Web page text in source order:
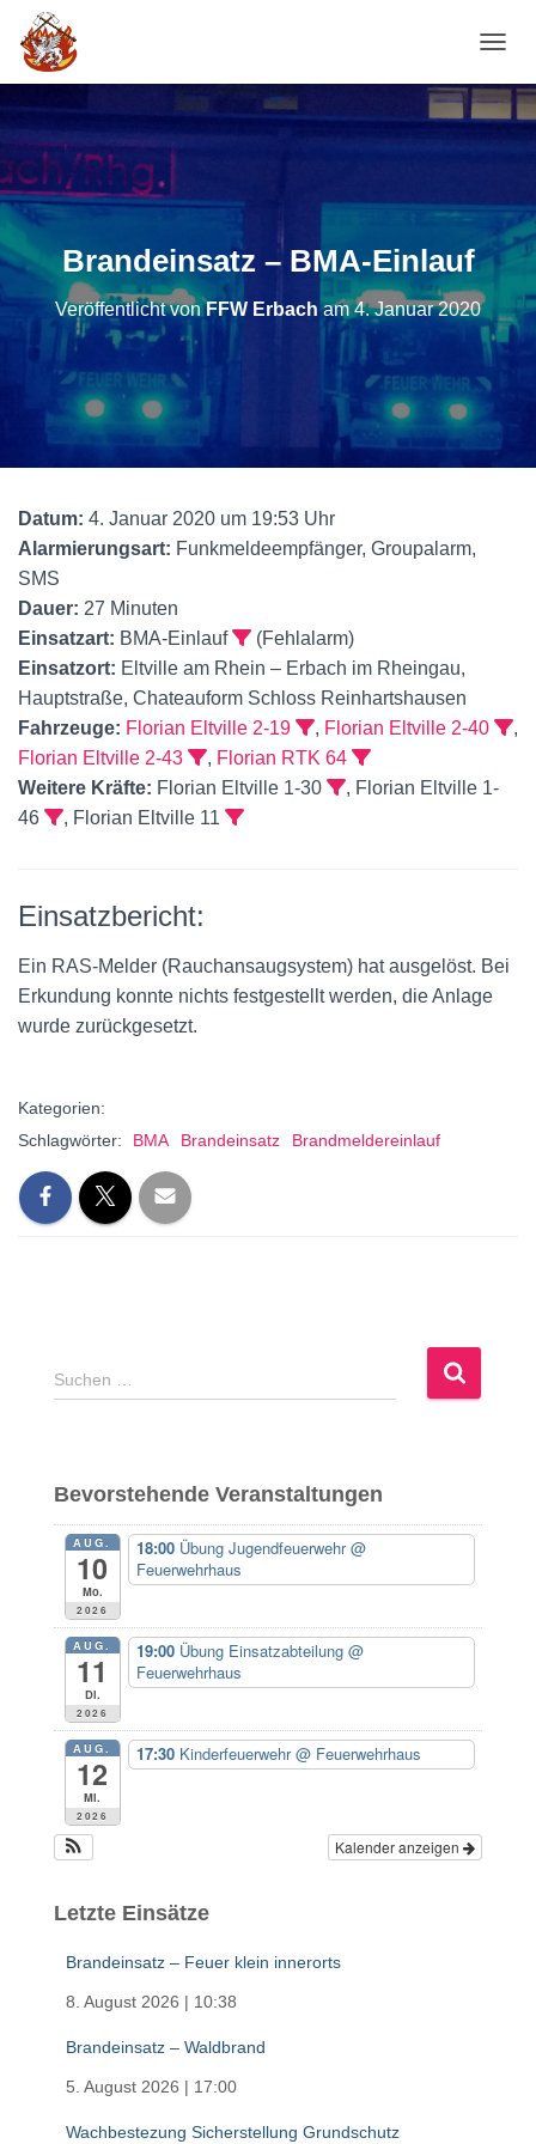
Brandeinsatz – BMA-Einlauf
Veröffentlicht vonFFW Erbacham4. Januar 2020
Datum: 4. Januar 2020 um 19:53 Uhr
Alarmierungsart: Funkmeldeempfänger, Groupalarm,
SMS
Dauer: 27 Minuten
Einsatzart: BMA-Einlauf
(Fehlalarm)
Einsatzort: Eltville am Rhein – Erbach im Rheingau,
Hauptstraße, Chateauform Schloss Reinhartshausen
Fahrzeuge: Florian Eltville 2-19 , Florian Eltville 2-40
,
Florian Eltville 2-43
, Florian RTK 64
Weitere Kräfte: Florian Eltville 1-30
, Florian Eltville 1-
46
, Florian Eltville 11
Einsatzbericht:
Ein RAS-Melder (Rauchansaugsystem) hat ausgelöst. Bei
Erkundung konnte nichts festgestellt werden, die Anlage
wurde zurückgesetzt.
Kategorien:
Schlagwörter:
BMA Brandeinsatz Brandmeldereinlauf
S
u
n
n
:
Suchen …
Bevorstehende Veranstaltungen
AUG.
10
Mo.
2026
18:00 Übung Jugendfeuerwehr@
Feuerwehrhaus
AUG.
11
Di.
2026
19:00 Übung Einsatzabteilung @
Feuerwehrhaus
AUG.
12
Mi.
2026
17:30 Kinderfeuerwehr@ Feuerwehrhaus
Kalender anzeigen
Letzte Einsätze
Brandeinsatz – Feuer klein innerorts
8. August 2026 | 10:38
Brandeinsatz – Waldbrand
5. August 2026 | 17:00
Wachbestezung Sicherstellung Grundschutz